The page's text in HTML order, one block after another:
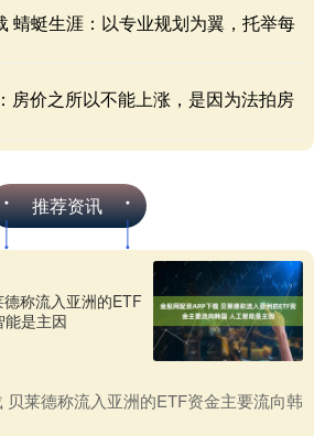
蜻蜓生涯：以专业规划为翼，托举每
房价之所以不能上涨，是因为法拍房
推荐资讯
称流入亚洲的ETF
能是主因
莱德称流入亚洲的ETF资金主要流向韩